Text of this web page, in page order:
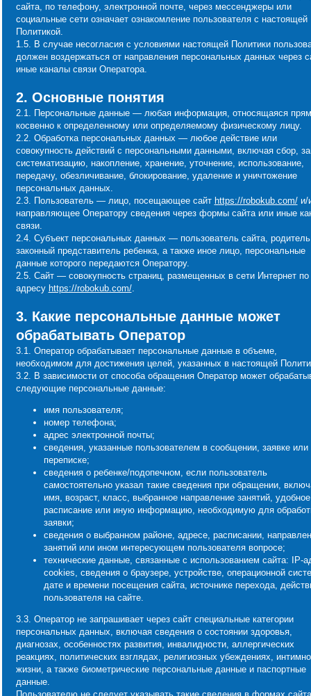
сайта, по телефону, электронной почте, через мессенджеры или
социальные сети означает ознакомление пользователя с настоящей
Политикой.
1.5. В случае несогласия с условиями настоящей Политики
должен воздержаться от направления персональных данных через
иные каналы связи Оператора.
2. Основные понятия
2.1. Персональные данные — любая информация, относящаяся
косвенно к определенному или определяемому физическому лицу.
2.2. Обработка персональных данных — любое действие или
совокупность действий с персональными данными, включая сбор,
систематизацию, накопление, хранение, уточнение, использование,
передачу, обезличивание, блокирование, удаление и уничтожение
персональных данных.
2.3. Пользователь — лицо, посещающее сайт https://robokub.com/и/
направляющее Оператору сведения через формы сайта или иные
связи.
2.4. Субъект персональных данных — пользователь сайта,
законный представитель ребенка, а также иное лицо, персональные
данные которого передаются Оператору.
2.5. Сайт — совокупность страниц, размещенных в сети Интернет по
адресу https://robokub.com/.
3. Какие персональные данные может
обрабатывать Оператор
3.1. Оператор обрабатывает персональные данные в объеме,
необходимом для достижения целей, указанных в настоящей
3.2. В зависимости от способа обращения Оператор может
следующие персональные данные:
имя пользователя;
номер телефона;
адрес электронной почты;
сведения, указанные пользователем в сообщении, заявке или
переписке;
сведения о ребенке/подопечном, если пользователь
самостоятельно указал такие сведения при обращении,
имя, возраст, класс, выбранное направление занятий, удобное
расписание или иную информацию, необходимую для
заявки;
сведения о выбранном районе, адресе, расписании,
занятий или ином интересующем пользователя вопросе;
технические данные, связанные с использованием сайта: IP-
cookies, сведения о браузере, устройстве, операционной
дате и времени посещения сайта, источнике перехода,
пользователя на сайте.
3.3. Оператор не запрашивает через сайт специальные категории
персональных данных, включая сведения о состоянии здоровья,
диагнозах, особенностях развития, инвалидности, аллергических
реакциях, политических взглядах, религиозных убеждениях,
жизни, а также биометрические персональные данные и паспортные
данные.